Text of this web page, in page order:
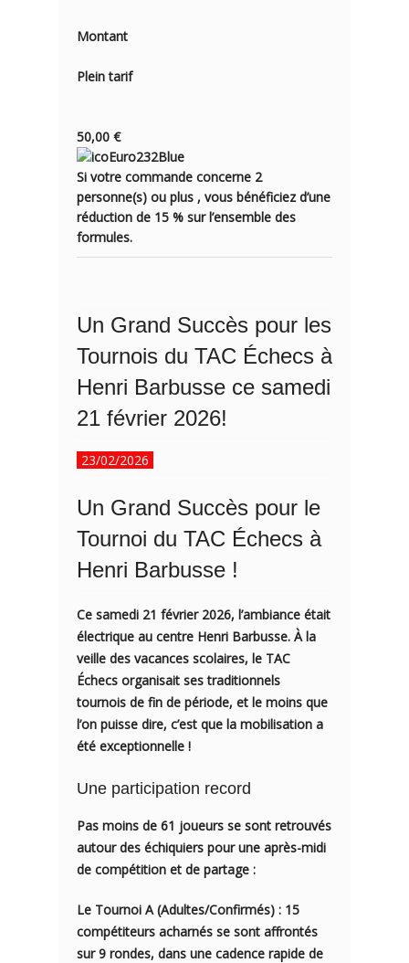
Montant
Plein tarif
50,00 €
Si votre commande concerne 2
personne(s) ou plus , vous bénéficiez d’une
réduction de 15 % sur l’ensemble des
formules.
Un Grand Succès pour les
Tournois du TAC Échecs à
Henri Barbusse ce samedi
21 février 2026!
23/02/2026
Un Grand Succès pour le
Tournoi du TAC Échecs à
Henri Barbusse !
Ce samedi 21 février 2026, l’ambiance était
électrique au centre Henri Barbusse. À la
veille des vacances scolaires, le TAC
Échecs organisait ses traditionnels
tournois de fin de période, et le moins que
l’on puisse dire, c’est que la mobilisation a
été exceptionnelle !
Une participation record
Pas moins de 61 joueurs se sont retrouvés
autour des échiquiers pour une après-midi
de compétition et de partage :
Le Tournoi A (Adultes/Confirmés) : 15
compétiteurs acharnés se sont affrontés
sur 9 rondes, dans une cadence rapide de